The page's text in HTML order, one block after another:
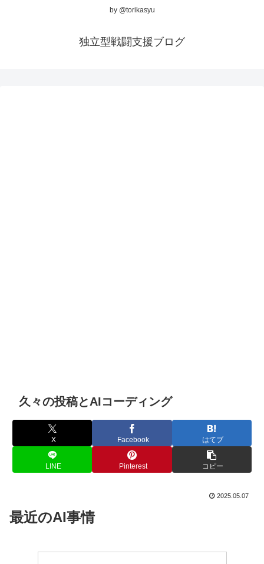
by @torikasyu
独立型戦闘支援ブログ
久々の投稿とAIコーディング
X Facebook はてブ
LINE Pinterest コピー
2025.05.07
最近のAI事情